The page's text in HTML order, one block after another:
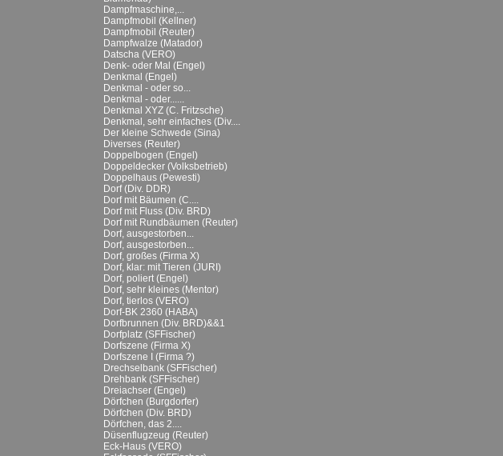
Dampfmaschine,...
Dampfmobil (Kellner)
Dampfmobil (Reuter)
Dampfwalze (Matador)
Datscha (VERO)
Denk- oder Mal (Engel)
Denkmal (Engel)
Denkmal - oder so...
Denkmal - oder......
Denkmal XYZ (C. Fritzsche)
Denkmal, sehr einfaches (Div....
Der kleine Schwede (Sina)
Diverses (Reuter)
Doppelbogen (Engel)
Doppeldecker (Volksbetrieb)
Doppelhaus (Pewesti)
Dorf (Div. DDR)
Dorf mit Bäumen (C....
Dorf mit Fluss (Div. BRD)
Dorf mit Rundbäumen (Reuter)
Dorf, ausgestorben...
Dorf, ausgestorben...
Dorf, großes (Firma X)
Dorf, klar: mit Tieren (JURI)
Dorf, poliert (Engel)
Dorf, sehr kleines (Mentor)
Dorf, tierlos (VERO)
Dorf-BK 2360 (HABA)
Dorfbrunnen (Div. BRD)&&1
Dorfplatz (SFFischer)
Dorfszene (Firma X)
Dorfszene I (Firma ?)
Drechselbank (SFFischer)
Drehbank (SFFischer)
Dreiachser (Engel)
Dörfchen (Burgdorfer)
Dörfchen (Div. BRD)
Dörfchen, das 2....
Düsenflugzeug (Reuter)
Eck-Haus (VERO)